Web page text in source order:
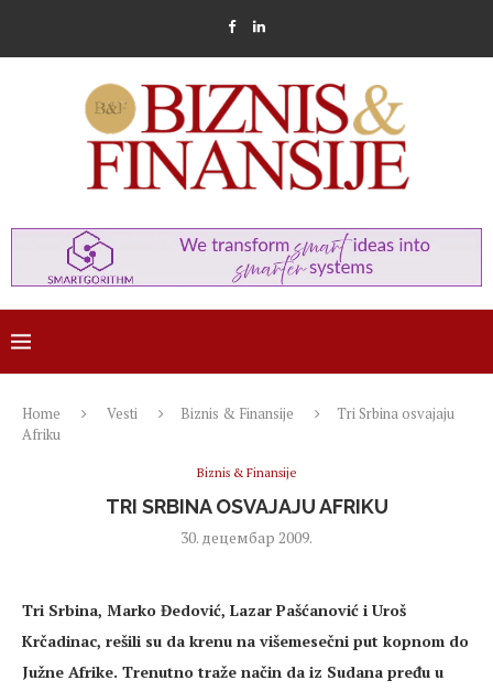
Home Vesti Biznis & Finansije
Tri Srbina osvajaju
Afriku
Biznis & Finansije
TRI SRBINA OSVAJAJU AFRIKU
30. децембар 2009.
Tri Srbina, Marko Đedović, Lazar Pašćanović i Uroš
Krčadinac, rešili su da krenu na višemesečni put kopnom do
Južne Afrike. Trenutno traže način da iz Sudana pređu u